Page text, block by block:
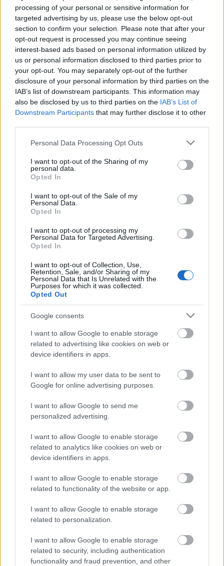
processing of your personal or sensitive information for
targeted advertising by us, please use the below opt-out
section to confirm your selection. Please note that after your
opt-out request is processed you may continue seeing
interest-based ads based on personal information utilized by
us or personal information disclosed to third parties prior to
your opt-out. You may separately opt-out of the further
disclosure of your personal information by third parties on the
IAB’s list of downstream participants. This information may
also be disclosed by us to third parties on the IAB’s List of
Downstream Participants that may further disclose it to other
Please note that this website/app uses one or more Google
not limited to your visit or usage behaviour. You may click to
grant or deny consent to Google and its third-party tags to
use your data for below specified purposes in below Google
consent section.
Personal Data Processing Opt Outs
I want to opt-out of the Sharing of my
personal data.
Opted In
I want to opt-out of the Sale of my
Personal Data.
Opted In
I want to opt-out of processing my
Personal Data for Targeted Advertising.
Opted In
I want to opt-out of Collection, Use,
Retention, Sale, and/or Sharing of my
Personal Data that Is Unrelated with the
Purposes for which it was collected.
Opted Out
Google consents
I want to allow Google to enable storage
related to advertising like cookies on web or
device identifiers in apps.
I want to allow my user data to be sent to
Google for online advertising purposes.
I want to allow Google to send me
personalized advertising.
I want to allow Google to enable storage
related to analytics like cookies on web or
device identifiers in apps.
I want to allow Google to enable storage
related to functionality of the website or app.
I want to allow Google to enable storage
related to personalization.
I want to allow Google to enable storage
related to security, including authentication
functionality and fraud prevention, and other
slágerekkel, mint aTrue Colors, vagy aStranger
Thingsmásodik évadának megható zárójelenetében
is szóló Time After Time, valamint beiktatták a
Dalszerző Hírességek Csarnokába.
A budapesti koncertre jegyek elsőként a hivatalos
rajongói klub tagjainak elérhetők június 26-án 10
órától. A regisztrált Live Nation-tagok június 27-én
10 órakor tudnak csatlakozni az elővásárlási
lehetőséghez, ugyanakkor indul a Spotify pre-sale is.
www.funcode.huoldalakon.Facebook-esemény.
nyitókép: Timothy Greenfield-Sanders